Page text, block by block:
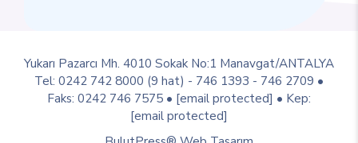
Yukarı Pazarcı Mh. 4010 Sokak No:1 Manavgat/ANTALYA
Tel: 0242 742 8000 (9 hat) - 746 1393 - 746 2709 •
Faks: 0242 746 7575 • [email protected] • Kep:
[email protected]